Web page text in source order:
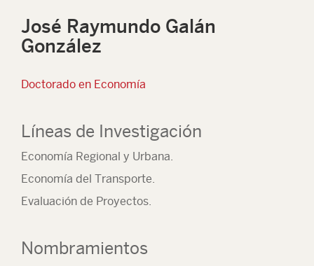
José Raymundo Galán
González
Doctorado en Economía
Líneas de Investigación
Economía Regional y Urbana.
Economía del Transporte.
Evaluación de Proyectos.
Nombramientos